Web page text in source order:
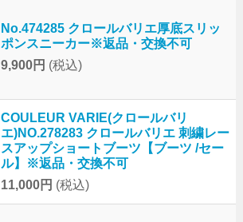
No.474285 クロールバリエ厚底スリッ
ポンスニーカー※返品・交換不可
9,900円 (税込)
COULEUR VARIE(クロールバリ
エ)NO.278283 クロールバリエ 刺繍レー
スアップショートブーツ【ブーツ /セー
ル】※返品・交換不可
11,000円 (税込)